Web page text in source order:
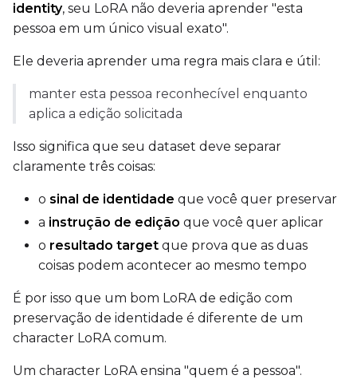
LoRA Weight
Caption Dropout Rate
Settings
Flipping
identity, seu LoRA não deveria aprender "esta
pessoa em um único visual exato".
Ele deveria aprender uma regra mais clara e útil:
manter esta pessoa reconhecível enquanto
aplica a edição solicitada
Isso significa que seu dataset deve separar
claramente três coisas:
o sinal de identidade que você quer preservar
a instrução de edição que você quer aplicar
o resultado target que prova que as duas
coisas podem acontecer ao mesmo tempo
É por isso que um bom LoRA de edição com
preservação de identidade é diferente de um
character LoRA comum.
Um character LoRA ensina "quem é a pessoa".